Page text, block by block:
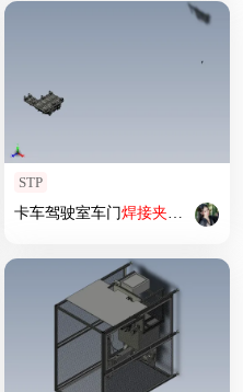
STP
卡车驾驶室车门焊接夹具 （汽车